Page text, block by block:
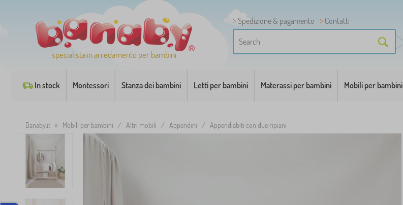
specialista in arredamento per bambini
Spedizione & pagamento
Contatti
In stock Montessori Stanza dei bambini Letti per bambini Materassi per bambini Mobili per bambini
Banaby.it » Mobili per bambini / Altri mobili / Appendini / Appendiabiti con due ripiani